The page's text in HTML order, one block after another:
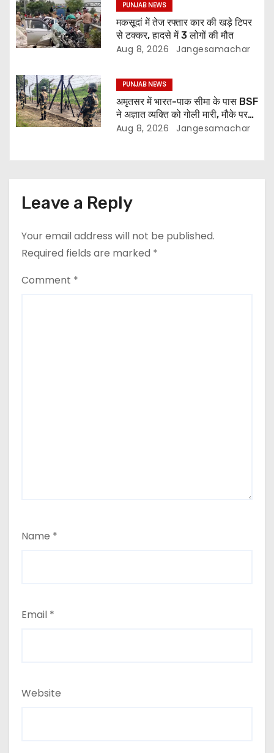
PUNJAB NEWS
मकसूदां में तेज रफ्तार कार की खड़े टिपर
से टक्कर, हादसे में 3 लोगों की मौत
Aug 8, 2026 Jangesamachar
PUNJAB NEWS
अमृतसर में भारत-पाक सीमा के पास BSF
ने अज्ञात व्यक्ति को गोली मारी, मौके पर
मौत
Aug 8, 2026 Jangesamachar
Leave a Reply
Your email address will not be published.
Required fields are marked *
Comment *
Name *
Email *
Website